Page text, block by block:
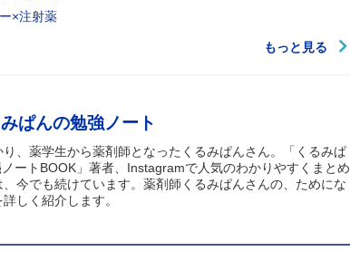
×注射薬
もっと見る
ぱんの勉強ノート
り、薬学生から薬剤師となったくるみぱんさん。「くるみぱ
ートBOOK」著者、Instagramで人気のわかりやすくまとめ
今でも続けています。薬剤師くるみぱんさんの、ためにな
しく紹介します。